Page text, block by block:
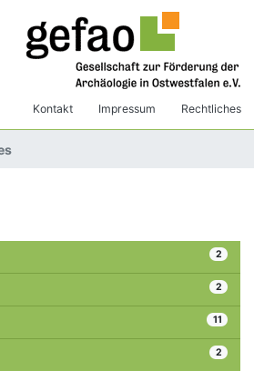
Kontakt Impressum Rechtliches
2
2
11
2